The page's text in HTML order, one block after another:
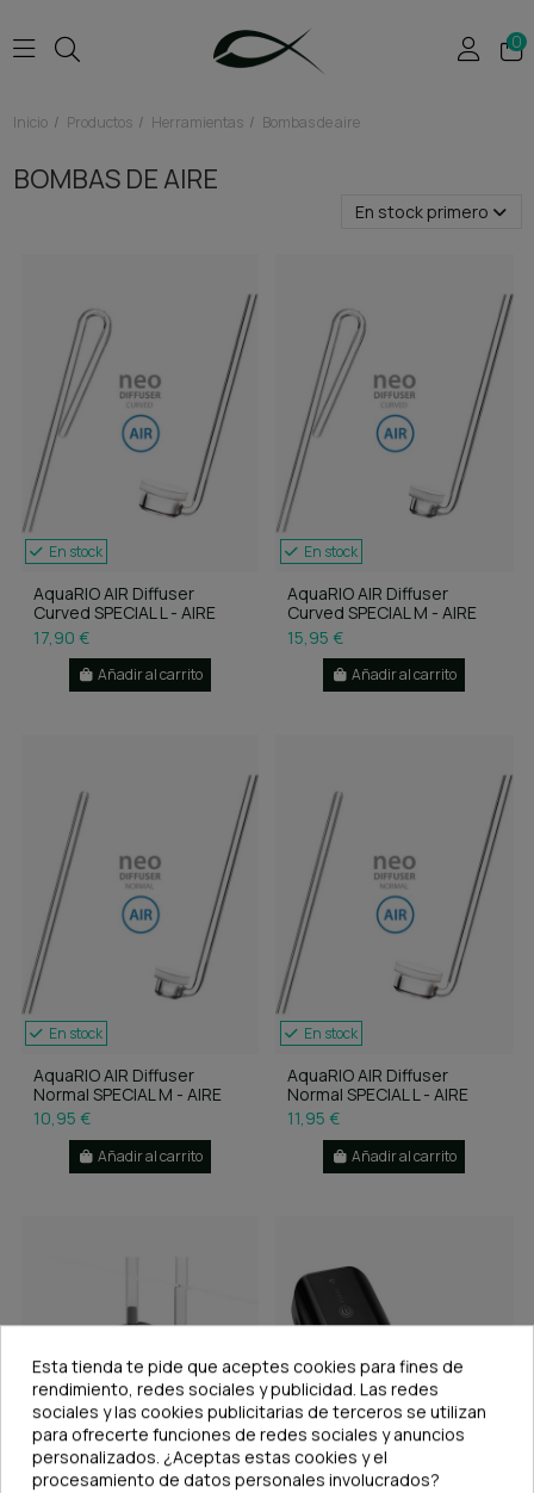
0
Inicio Productos Herramientas Bombas de aire
BOMBAS DE AIRE
En stock primero
En stock
AquaRIO AIR Diffuser
Curved SPECIAL L - AIRE
17,90 €
Añadir al carrito
En stock
AquaRIO AIR Diffuser
Curved SPECIAL M - AIRE
15,95 €
Añadir al carrito
En stock
AquaRIO AIR Diffuser
Normal SPECIAL M - AIRE
10,95 €
Añadir al carrito
En stock
AquaRIO AIR Diffuser
Normal SPECIAL L - AIRE
11,95 €
Añadir al carrito
Esta tienda te pide que aceptes cookies para fines de
rendimiento, redes sociales y publicidad. Las redes
sociales y las cookies publicitarias de terceros se utilizan
para ofrecerte funciones de redes sociales y anuncios
personalizados. ¿Aceptas estas cookies y el
procesamiento de datos personales involucrados?